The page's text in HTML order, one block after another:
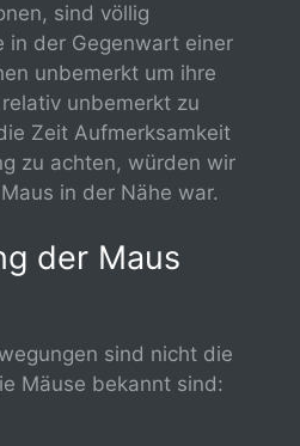
sind völlig
in der Gegenwart einer
unbemerkt um ihre
unbemerkt zu
Zeit Aufmerksamkeit
zu achten, würden wir
in der Nähe war.
der Maus
sind nicht die
Mäuse bekannt sind: